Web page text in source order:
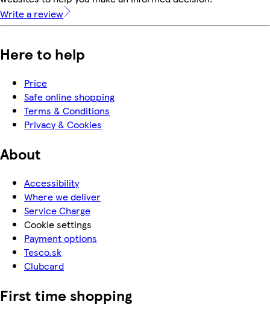
Write a review
Here to help
Price
Safe online shopping
Terms & Conditions
Privacy & Cookies
About
Accessibility
Where we deliver
Service Charge
Cookie settings
Payment options
Tesco.sk
Clubcard
First time shopping